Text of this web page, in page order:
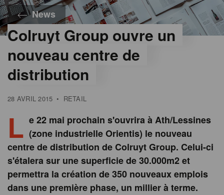
News
Colruyt Group ouvre un
nouveau centre de
distribution
28 AVRIL 2015 • RETAIL
L e 22 mai prochain s'ouvrira à Ath/Lessines
(zone industrielle Orientis) le nouveau
centre de distribution de Colruyt Group. Celui-ci
s'étalera sur une superficie de 30.000m2 et
permettra la création de 350 nouveaux emplois
dans une première phase, un millier à terme.